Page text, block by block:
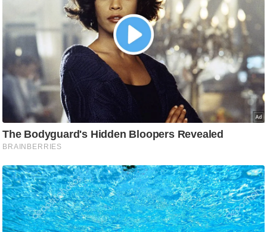
ज
ग
त
बॉ
ली
वु
ड
हॉ
वु
ड
फि
ल्म